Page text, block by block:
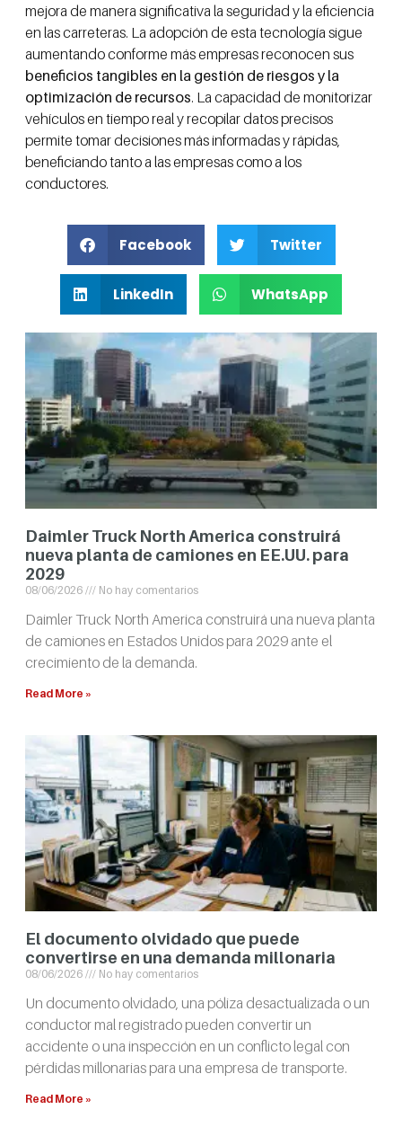
mejora de manera significativa la seguridad y la eficiencia
en las carreteras. La adopción de esta tecnología sigue
aumentando conforme más empresas reconocen sus
beneficios tangibles en la gestión de riesgos y la
optimización de recursos. La capacidad de monitorizar
vehículos en tiempo real y recopilar datos precisos
permite tomar decisiones más informadas y rápidas,
beneficiando tanto a las empresas como a los
conductores.
Facebook Twitter
LinkedIn WhatsApp
Daimler Truck North America construirá
nueva planta de camiones en EE.UU. para
2029
08/06/2026 No hay comentarios
Daimler Truck North America construirá una nueva planta
de camiones en Estados Unidos para 2029 ante el
crecimiento de la demanda.
Read More »
El documento olvidado que puede
convertirse en una demanda millonaria
08/06/2026 No hay comentarios
Un documento olvidado, una póliza desactualizada o un
conductor mal registrado pueden convertir un
accidente o una inspección en un conflicto legal con
pérdidas millonarias para una empresa de transporte.
Read More »